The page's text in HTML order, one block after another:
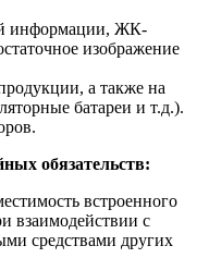
информации, ЖК-
изображение
а также на
батареи и т.д.).
обязательств:
встроенного
взаимодействии с
средствами других